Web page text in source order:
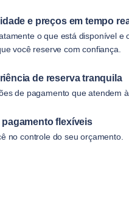
e preços em tempo
o que está disponível e
você reserve com confiança.
de reserva tranquila
de pagamento que atendem
pagamento flexíveis
no controle do seu orçamento.